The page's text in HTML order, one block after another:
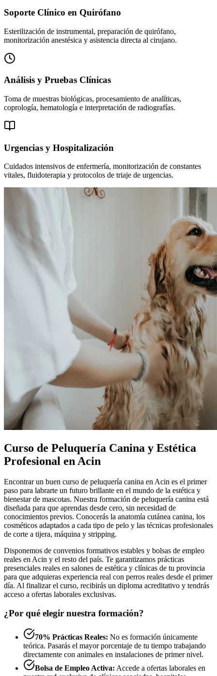
Soporte Clínico en Quirófano
Esterilización de instrumental, preparación de quirófano,
monitorización anestésica y asistencia directa al cirujano.
Análisis y Pruebas Clínicas
Toma de muestras biológicas, procesamiento de analíticas,
coprología, hematología e interpretación de radiografías.
Urgencias y Hospitalización
Cuidados intensivos de enfermería, monitorización de constantes
vitales, fluidoterapia y protocolos de triaje de urgencias.
Curso de Peluquería Canina y Estética
Profesional en Acin
Encontrar un buen curso de peluquería canina en Acin es el primer
paso para labrarte un futuro brillante en el mundo de la estética y
bienestar de mascotas. Nuestra formación de peluquería canina está
diseñada para que aprendas desde cero, sin necesidad de
conocimientos previos. Conocerás la anatomía cutánea canina, los
cosméticos adaptados a cada tipo de pelo y las técnicas profesionales
de corte a tijera, máquina y stripping.
Disponemos de convenios formativos estables y bolsas de empleo
reales en Acin y el resto del país. Te garantizamos prácticas
presenciales reales en salones de estética y clínicas de tu provincia
para que adquieras experiencia real con perros reales desde el primer
día. Al finalizar el curso, recibirás un diploma acreditativo y tendrás
acceso a ofertas laborales exclusivas.
¿Por qué elegir nuestra formación?
70% Prácticas Reales: No es formación únicamente
teórica. Pasarás el mayor porcentaje de tu tiempo trabajando
directamente con animales en instalaciones de primer nivel.
Bolsa de Empleo Activa: Accede a ofertas laborales en